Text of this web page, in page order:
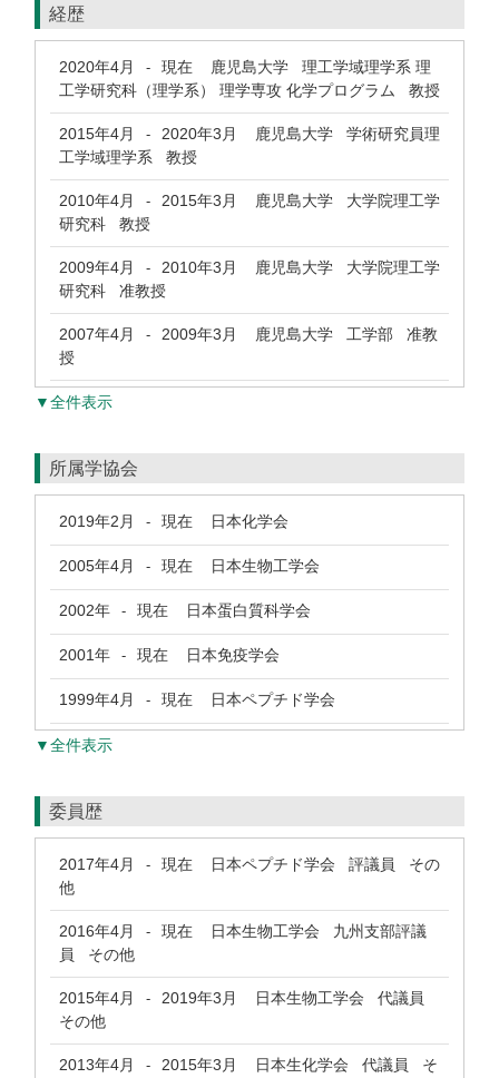
経歴
2020年4月 - 現在 鹿児島大学 理工学域理学系 理
工学研究科（理学系） 理学専攻 化学プログラム 教授
2015年4月 - 2020年3月
鹿児島大学 学術研究員理
工学域理学系 教授
2010年4月 - 2015年3月
鹿児島大学 大学院理工学
研究科 教授
2009年4月 - 2010年3月
鹿児島大学 大学院理工学
研究科 准教授
2007年4月 - 2009年3月
鹿児島大学 工学部 准教
授
▼全件表示
所属学協会
2019年2月 - 現在 日本化学会
2005年4月 - 現在 日本生物工学会
2002年 - 現在 日本蛋白質科学会
2001年 - 現在 日本免疫学会
1999年4月 - 現在 日本ペプチド学会
▼全件表示
委員歴
2017年4月 - 現在 日本ペプチド学会 評議員 その
他
2016年4月 - 現在 日本生物工学会 九州支部評議
員 その他
2015年4月 - 2019年3月
日本生物工学会 代議員
その他
2013年4月 - 2015年3月
日本生化学会 代議員 そ